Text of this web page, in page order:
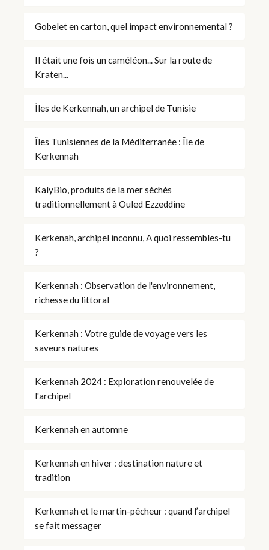
Gobelet en carton, quel impact environnemental ?
Il était une fois un caméléon... Sur la route de
Kraten...
Îles de Kerkennah, un archipel de Tunisie
Îles Tunisiennes de la Méditerranée : Île de
Kerkennah
KalyBio, produits de la mer séchés
traditionnellement à Ouled Ezzeddine
Kerkenah, archipel inconnu, A quoi ressembles-tu
?
Kerkennah : Observation de l'environnement,
richesse du littoral
Kerkennah : Votre guide de voyage vers les
saveurs natures
Kerkennah 2024 : Exploration renouvelée de
l'archipel
Kerkennah en automne
Kerkennah en hiver : destination nature et
tradition
Kerkennah et le martin-pêcheur : quand l’archipel
se fait messager